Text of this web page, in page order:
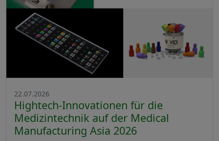
22.07.2026
Hightech-Innovationen für die
Medizintechnik auf der Medical
Manufacturing Asia 2026